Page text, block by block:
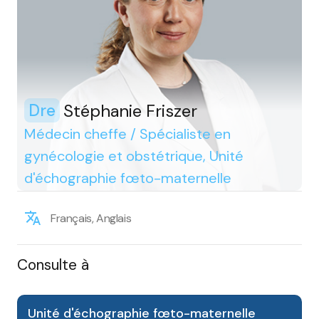
Dre Stéphanie Friszer
Médecin cheffe / Spécialiste en
gynécologie et obstétrique, Unité
d'échographie fœto-maternelle
Français, Anglais
Consulte à
Unité d'échographie fœto-maternelle